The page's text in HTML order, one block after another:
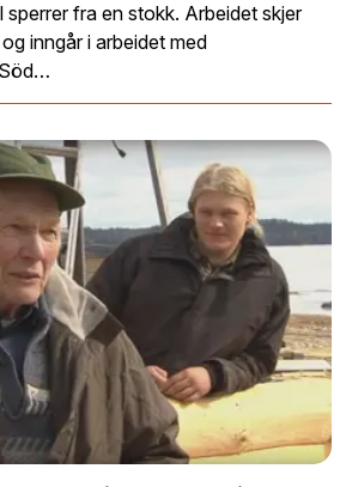
sperrer fra en stokk. Arbeidet skjer
inngår i arbeidet med